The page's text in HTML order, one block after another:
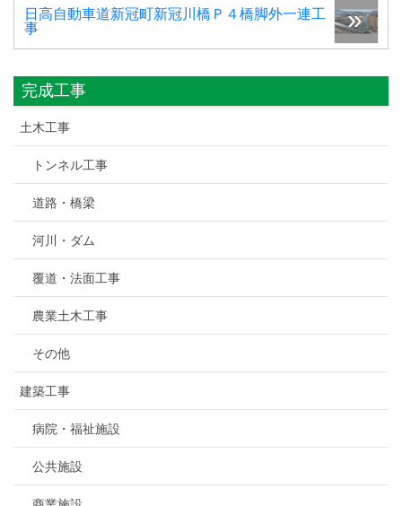
日高自動車道新冠町新冠川橋Ｐ４橋脚外一連工
事
完成工事
土木工事
トンネル工事
道路・橋梁
河川・ダム
覆道・法面工事
農業土木工事
その他
建築工事
病院・福祉施設
公共施設